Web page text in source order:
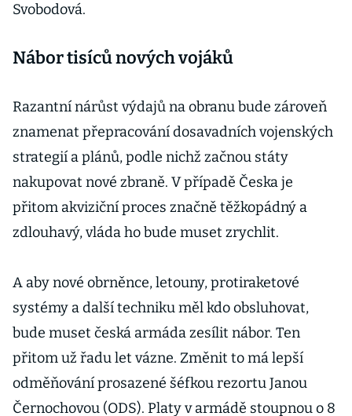
Svobodová.
Nábor tisíců nových vojáků
Razantní nárůst výdajů na obranu bude zároveň
znamenat přepracování dosavadních vojenských
strategií a plánů, podle nichž začnou státy
nakupovat nové zbraně. V případě Česka je
přitom akviziční proces značně těžkopádný a
zdlouhavý, vláda ho bude muset zrychlit.
A aby nové obrněnce, letouny, protiraketové
systémy a další techniku měl kdo obsluhovat,
bude muset česká armáda zesílit nábor. Ten
přitom už řadu let vázne. Změnit to má lepší
odměňování prosazené šéfkou rezortu Janou
Černochovou (ODS). Platy v armádě stoupnou o 8